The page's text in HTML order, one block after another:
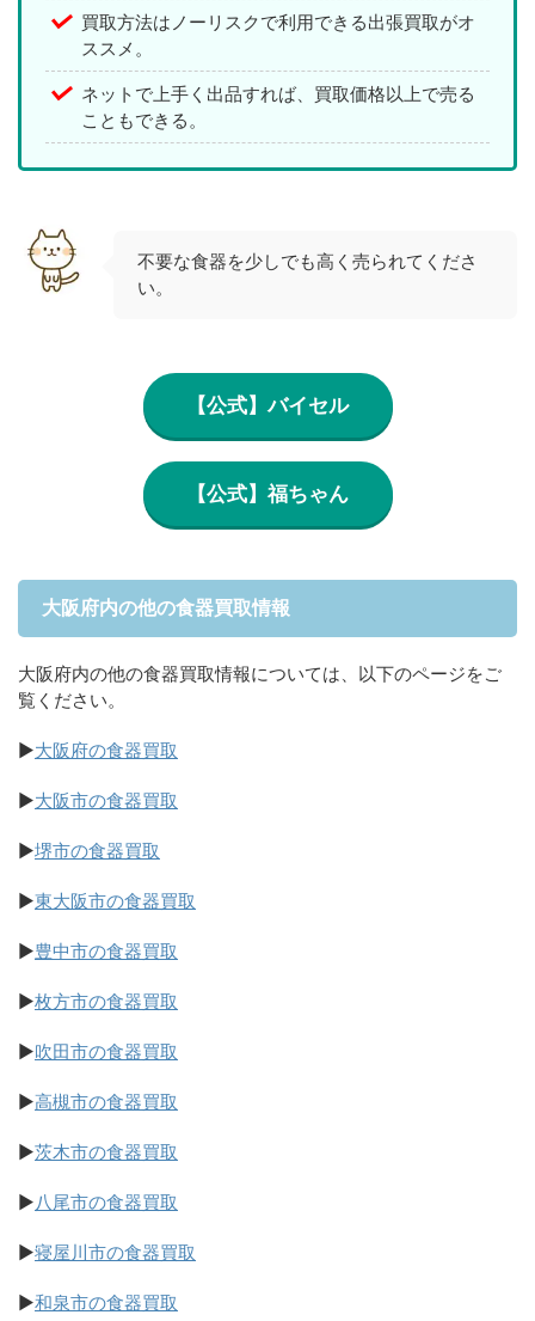
買取方法はノーリスクで利用できる出張買取がオ
ススメ。
ネットで上手く出品すれば、買取価格以上で売る
こともできる。
不要な食器を少しでも高く売られてくださ
い。
【公式】バイセル
【公式】福ちゃん
大阪府内の他の食器買取情報
大阪府内の他の食器買取情報については、以下のページをご
覧ください。
▶大阪府の食器買取
▶大阪市の食器買取
▶堺市の食器買取
▶東大阪市の食器買取
▶豊中市の食器買取
▶枚方市の食器買取
▶吹田市の食器買取
▶高槻市の食器買取
▶茨木市の食器買取
▶八尾市の食器買取
▶寝屋川市の食器買取
▶和泉市の食器買取